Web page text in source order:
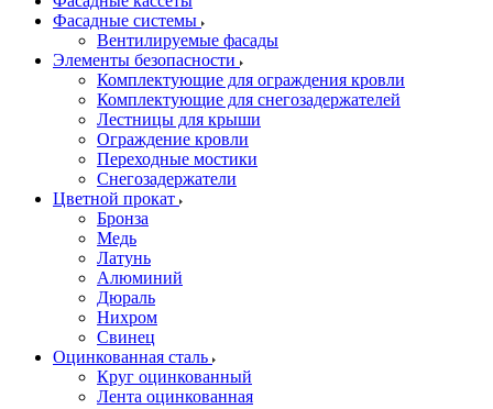
Фасадные системы
Вентилируемые фасады
Элементы безопасности
Комплектующие для ограждения кровли
Комплектующие для снегозадержателей
Лестницы для крыши
Ограждение кровли
Переходные мостики
Снегозадержатели
Цветной прокат
Бронза
Медь
Латунь
Алюминий
Дюраль
Нихром
Свинец
Оцинкованная сталь
Круг оцинкованный
Лента оцинкованная